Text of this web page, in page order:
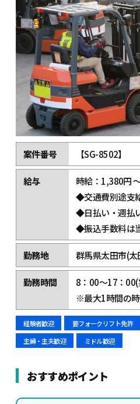
案件番号 【SG-8502】
給与
時給：1,380円
◆交通費別途支
◆日払い・週払
◆振込手数料は
勤務地 群馬県太田市(
勤務時間
8：00～17：
※最大1時間の
経験者歓迎 要フォークリフト免許
主婦・主夫歓迎
ミドル歓迎
おすすめポイント